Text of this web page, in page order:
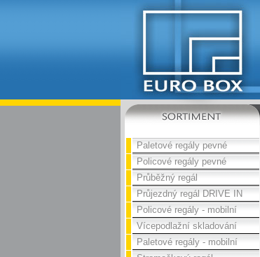
Paletové regály pevné
Policové regály pevné
Průběžný regál
Průjezdný regál DRIVE IN
Policové regály - mobilní
Vícepodlažní skladování
Paletové regály - mobilní